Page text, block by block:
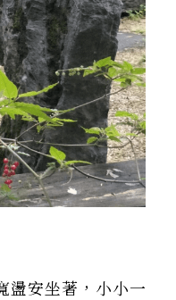
安坐著，小小一